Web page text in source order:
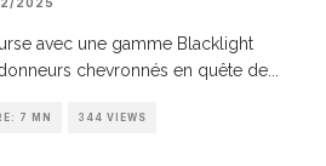
avec une gamme Blacklight
chevronnés en quête de
7 MN 344 VIEWS